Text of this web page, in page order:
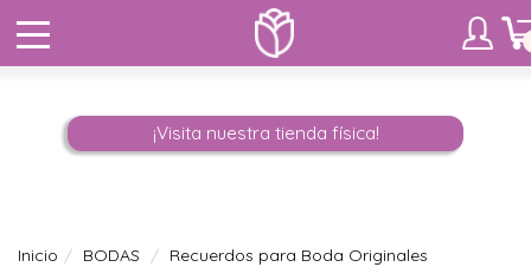
¡Visita nuestra tienda física!
Inicio BODAS
Recuerdos para Boda Originales